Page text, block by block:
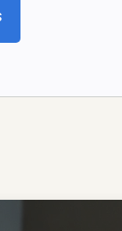
offres